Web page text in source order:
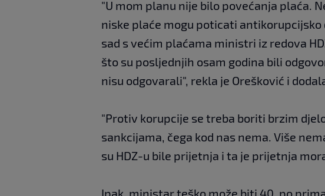
"U mom planu nije bilo povećanja plaća.
niske plaće mogu poticati antikorupcijsko
sad s većim plaćama ministri iz redova
što su posljednjih osam godina bili
nisu odgovarali", rekla je Orešković i
"Protiv korupcije se treba boriti brzim
sankcijama, čega kod nas nema. Više
su HDZ-u bile prijetnja i ta je prijetnja
Ipak, ministar teško može biti 40. po